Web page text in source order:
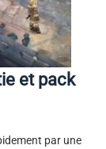
et pack
par une